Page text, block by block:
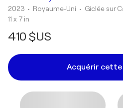
2023 • Royaume-Uni • Giclée sur
11 x 7 in
410 $US
Acquérir